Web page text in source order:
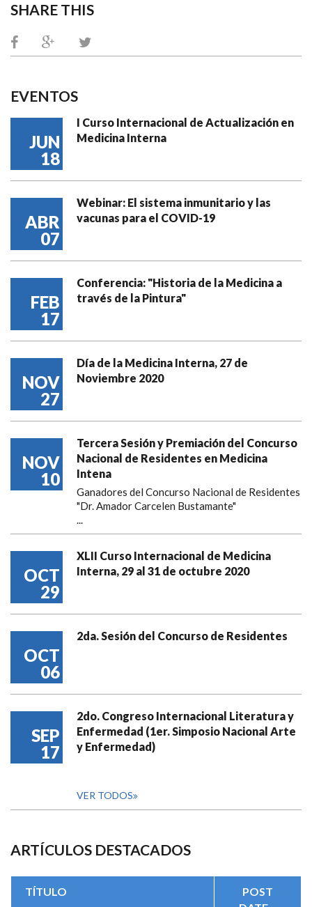
SHARE THIS
EVENTOS
JUN
18
I Curso Internacional de Actualización en
Medicina Interna
ABR
07
Webinar: El sistema inmunitario y las
vacunas para el COVID-19
FEB
17
Conferencia: "Historia de la Medicina a
través de la Pintura"
NOV
27
Día de la Medicina Interna, 27 de
Noviembre 2020
NOV
10
Tercera Sesión y Premiación del Concurso
Nacional de Residentes en Medicina
Intena
Ganadores del Concurso Nacional de Residentes
"Dr. Amador Carcelen Bustamante"
...
OCT
29
XLII Curso Internacional de Medicina
Interna, 29 al 31 de octubre 2020
OCT
06
2da. Sesión del Concurso de Residentes
SEP
17
2do. Congreso Internacional Literatura y
Enfermedad (1er. Simposio Nacional Arte
y Enfermedad)
VER TODOS
ARTÍCULOS DESTACADOS
TÍTULO
POST